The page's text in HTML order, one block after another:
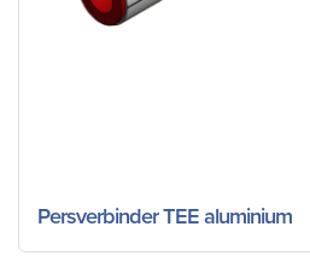
Persverbinder TEE aluminium